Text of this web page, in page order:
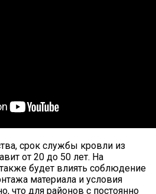
срок службы кровли из
от 20 до 50 лет. На
будет влиять соблюдение
материала и условия
что для районов с постоянно